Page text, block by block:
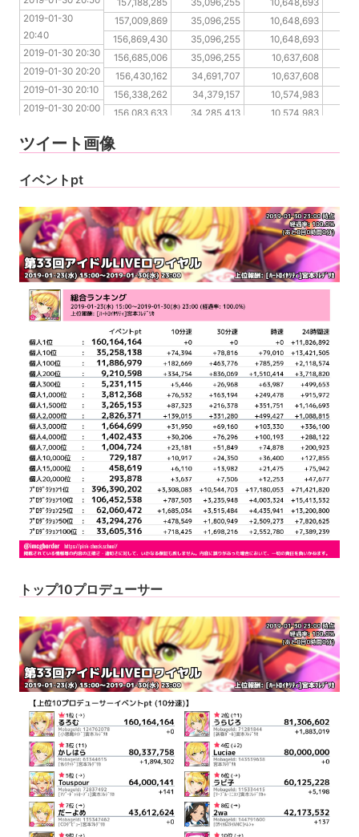
2019-01-30 20:40 157,188,285 35,096,255 10,648,693
2019-01-30 20:30
157,009,869 35,096,255 10,648,693
2019-01-30 20:20
156,869,430 35,096,255 10,648,693
2019-01-30 20:10
156,685,006 35,096,255 10,637,608
2019-01-30 20:00
156,430,162 34,691,707 10,637,608
2019-01-30 19:50
156,338,262 34,379,157 10,574,983
2019-01-30 19:40
156,083,633 34,285,413 10,574,983
2019-01-30
20:40
2019-01-30 20:30
2019-01-30 20:20
2019-01-30 20:10
2019-01-30 20:00
2019-01-30 19:40
ツイート画像
イベントpt
トップ10プロデューサー